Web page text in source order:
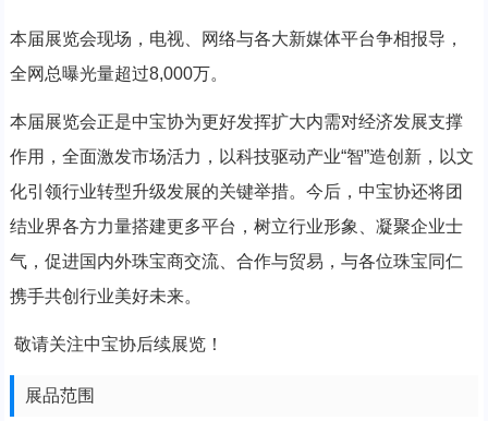
本届展览会现场，电视、网络与各大新媒体平台争相报导，
全网总曝光量超过8,000万。
本届展览会正是中宝协为更好发挥扩大内需对经济发展支撑
作用，全面激发市场活力，以科技驱动产业“智”造创新，以文
化引领行业转型升级发展的关键举措。今后，中宝协还将团
结业界各方力量搭建更多平台，树立行业形象、凝聚企业士
气，促进国内外珠宝商交流、合作与贸易，与各位珠宝同仁
携手共创行业美好未来。
敬请关注中宝协后续展览！
展品范围